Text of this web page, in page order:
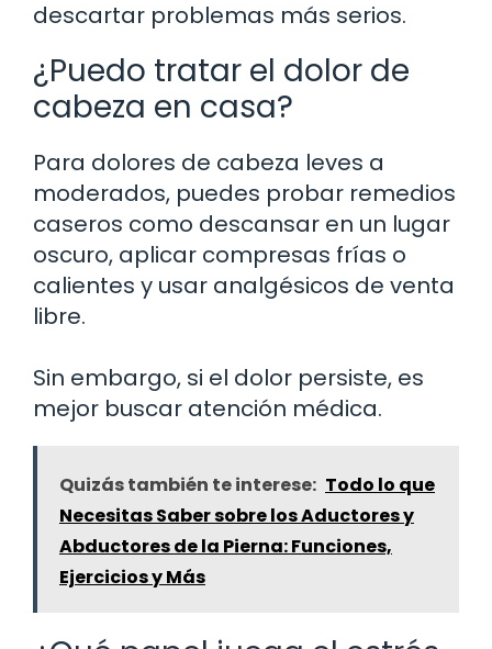
descartar problemas más serios.
¿Puedo tratar el dolor de
cabeza en casa?
Para dolores de cabeza leves a
moderados, puedes probar remedios
caseros como descansar en un lugar
oscuro, aplicar compresas frías o
calientes y usar analgésicos de venta
libre.
Sin embargo, si el dolor persiste, es
mejor buscar atención médica.
Quizás también te interese: Todo lo que
Necesitas Saber sobre los Aductores y
Abductores de la Pierna: Funciones,
Ejercicios y Más